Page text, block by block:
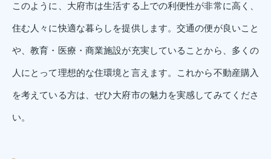
このように、大府市は生活する上での利便性が非常に高く、
住む人々に快適な暮らしを提供します。交通の便が良いこと
や、教育・医療・商業施設が充実していることから、多くの
人にとって理想的な住環境と言えます。これから不動産購入
を考えている方は、ぜひ大府市の魅力を実感してみてくださ
い。